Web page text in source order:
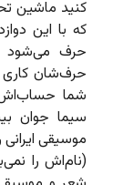
حرف‌شان کاری
شما حساب‌اش
سیما جوان
موسیقی
(نام‌اش را